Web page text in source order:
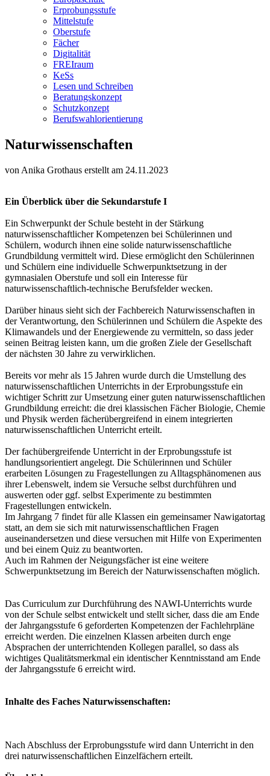
Erprobungsstufe
Mittelstufe
Oberstufe
Fächer
Digitalität
FREIraum
KeSs
Lesen und Schreiben
Beratungskonzept
Schutzkonzept
Berufswahlorientierung
Naturwissenschaften
von Anika Grothaus erstellt am 24.11.2023
Ein Überblick über die Sekundarstufe I
Ein Schwerpunkt der Schule besteht in der Stärkung
naturwissenschaftlicher Kompetenzen bei Schülerinnen und
Schülern, wodurch ihnen eine solide naturwissenschaftliche
Grundbildung vermittelt wird. Diese ermöglicht den Schülerinnen
und Schülern eine individuelle Schwerpunktsetzung in der
gymnasialen Oberstufe und soll ein Interesse für
naturwissenschaftlich-technische Berufsfelder wecken.
Darüber hinaus sieht sich der Fachbereich Naturwissenschaften in
der Verantwortung, den Schülerinnen und Schülern die Aspekte des
Klimawandels und der Energiewende zu vermitteln, so dass jeder
seinen Beitrag leisten kann, um die großen Ziele der Gesellschaft
der nächsten 30 Jahre zu verwirklichen.
Bereits vor mehr als 15 Jahren wurde durch die Umstellung des
naturwissenschaftlichen Unterrichts in der Erprobungsstufe ein
wichtiger Schritt zur Umsetzung einer guten naturwissenschaftlichen
Grundbildung erreicht: die drei klassischen Fächer Biologie, Chemie
und Physik werden fächerübergreifend in einem integrierten
naturwissenschaftlichen Unterricht erteilt.
Der fachübergreifende Unterricht in der Erprobungsstufe ist
handlungsorientiert angelegt. Die Schülerinnen und Schüler
erarbeiten Lösungen zu Fragestellungen zu Alltagsphänomenen aus
ihrer Lebenswelt, indem sie Versuche selbst durchführen und
auswerten oder ggf. selbst Experimente zu bestimmten
Fragestellungen entwickeln.
Im Jahrgang 7 findet für alle Klassen ein gemeinsamer Nawigatortag
statt, an dem sie sich mit naturwissenschaftlichen Fragen
auseinandersetzen und diese versuchen mit Hilfe von Experimenten
und bei einem Quiz zu beantworten.
Auch im Rahmen der Neigungsfächer ist eine weitere
Schwerpunktsetzung im Bereich der Naturwissenschaften möglich.
Das Curriculum zur Durchführung des NAWI-Unterrichts wurde
von der Schule selbst entwickelt und stellt sicher, dass die am Ende
der Jahrgangsstufe 6 geforderten Kompetenzen der Fachlehrpläne
erreicht werden. Die einzelnen Klassen arbeiten durch enge
Absprachen der unterrichtenden Kollegen parallel, so dass als
wichtiges Qualitätsmerkmal ein identischer Kenntnisstand am Ende
der Jahrgangsstufe 6 erreicht wird.
Inhalte des Faches Naturwissenschaften:
Nach Abschluss der Erprobungsstufe wird dann Unterricht in den
drei naturwissenschaftlichen Einzelfächern erteilt.